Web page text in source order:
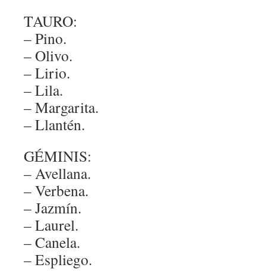
TAURO:
– Pino.
– Olivo.
– Lirio.
– Lila.
– Margarita.
– Llantén.
GÉMINIS:
– Avellana.
– Verbena.
– Jazmín.
– Laurel.
– Canela.
– Espliego.